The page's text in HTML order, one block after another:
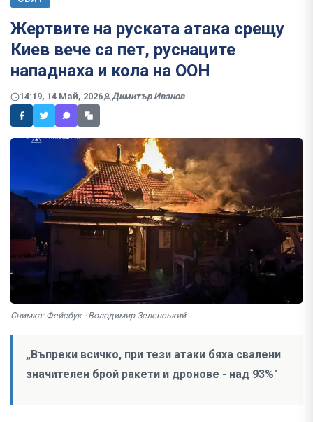
Жертвите на руската атака срещу
Киев вече са пет, руснаците
нападнаха и кола на ООН
14:19, 14 Май, 2026 Димитър Иванов
Снимка: Фейсбук - Володимир Зеленський
„Въпреки всичко, при тези атаки бяха свалени
значителен брой ракети и дронове - над 93%"